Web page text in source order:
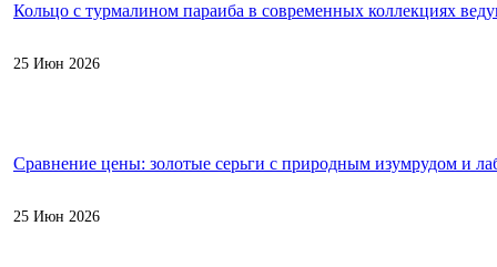
Кольцо с турмалином параиба в современных коллекциях
25 Июн 2026
Сравнение цены: золотые серьги с природным изумрудом и
25 Июн 2026